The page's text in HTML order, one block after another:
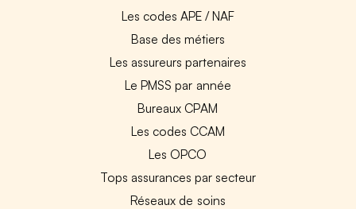
Les codes APE / NAF
Base des métiers
Les assureurs partenaires
Le PMSS par année
Bureaux CPAM
Les codes CCAM
Les OPCO
Tops assurances par secteur
Réseaux de soins